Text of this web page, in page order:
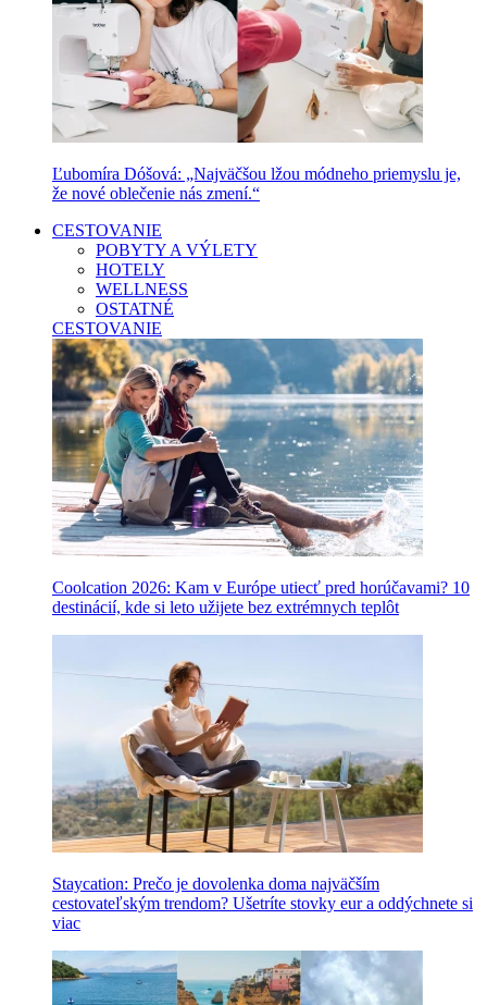
Ľubomíra Dóšová: „Najväčšou lžou módneho priemyslu je,
že nové oblečenie nás zmení.“
CESTOVANIE
POBYTY A VÝLETY
HOTELY
WELLNESS
OSTATNÉ
CESTOVANIE
Coolcation 2026: Kam v Európe utiecť pred horúčavami? 10
destinácií, kde si leto užijete bez extrémnych teplôt
Staycation: Prečo je dovolenka doma najväčším
cestovateľským trendom? Ušetríte stovky eur a oddýchnete si
viac